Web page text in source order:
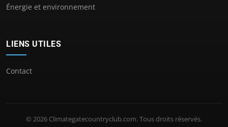
Énergie et environnement
LIENS UTILES
Contact
© 2026 Climategatecountryclub.com. Tous droits réservés.